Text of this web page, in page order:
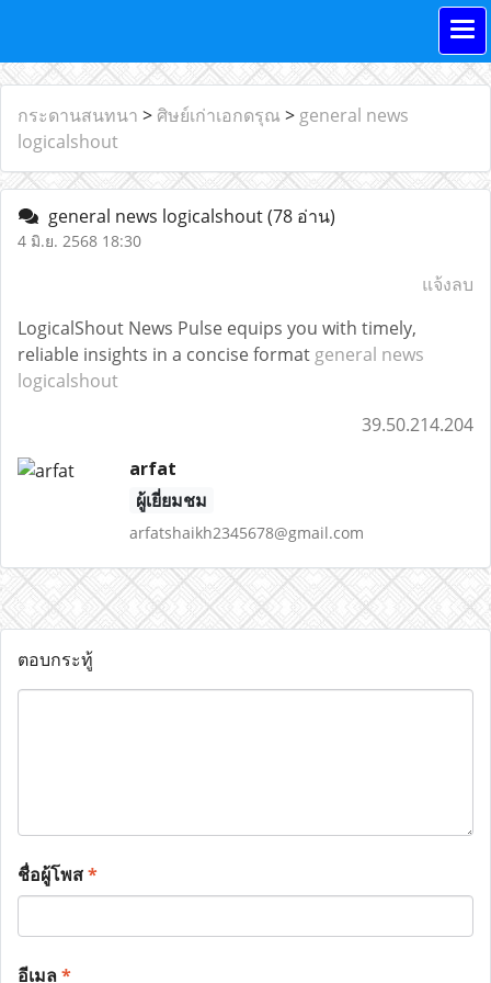
กระดานสนทนา > ศิษย์เก่าเอกดรุณ > general news
logicalshout
general news logicalshout(78 อ่าน)
4 มิ.ย. 2568 18:30
แจ้งลบ
LogicalShout News Pulse equips you with timely,
reliable insights in a concise format general news
logicalshout
39.50.214.204
arfat
ผู้เยี่ยมชม
arfatshaikh2345678@gmail.com
ตอบกระทู้
ชื่อผู้โพส*
อีเมล*